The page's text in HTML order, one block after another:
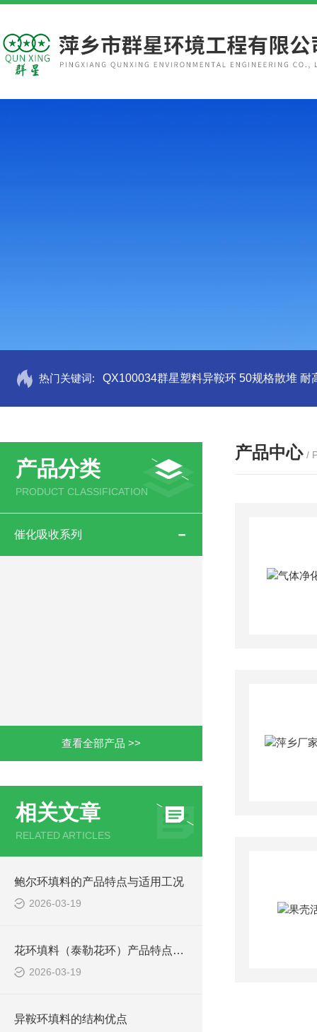
热门关键词: QX100034群星塑料异鞍环 50规格散堆 耐
产品分类
PRODUCT CLASSIFICATION
催化吸收系列
查看全部产品 >>
相关文章
RELATED ARTICLES
鲍尔环填料的产品特点与适用工况
2026-03-19
花环填料（泰勒花环）产品特点及适用行业
2026-03-19
异鞍环填料的结构优点
产品中心 /